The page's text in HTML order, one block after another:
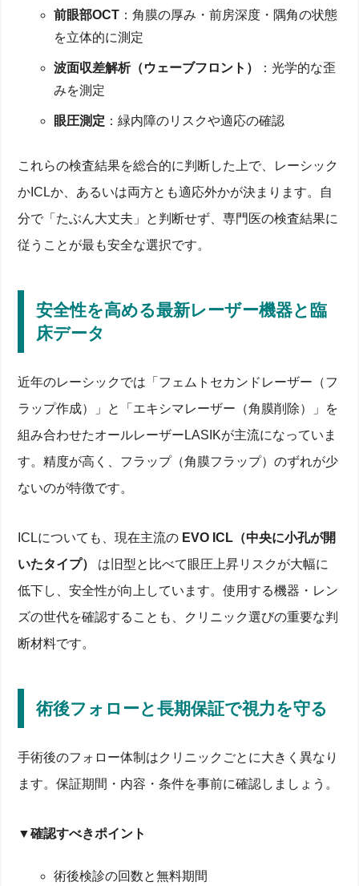
前眼部OCT ：角膜の厚み・前房深度・隅角の状態
を立体的に測定
波面収差解析（ウェーブフロント）
：光学的な歪
みを測定
眼圧測定 ：緑内障のリスクや適応の確認
これらの検査結果を総合的に判断した上で、レーシック
かICLか、あるいは両方とも適応外かが決まります。自
分で「たぶん大丈夫」と判断せず、専門医の検査結果に
従うことが最も安全な選択です。
安全性を高める最新レーザー機器と臨
床データ
近年のレーシックでは「フェムトセカンドレーザー（フ
ラップ作成）」と「エキシマレーザー（角膜削除）」を
組み合わせたオールレーザーLASIKが主流になっていま
す。精度が高く、フラップ（角膜フラップ）のずれが少
ないのが特徴です。
ICLについても、現在主流の EVO ICL（中央に小孔が開
いたタイプ）
は旧型と比べて眼圧上昇リスクが大幅に
低下し、安全性が向上しています。使用する機器・レン
ズの世代を確認することも、クリニック選びの重要な判
断材料です。
術後フォローと長期保証で視力を守る
手術後のフォロー体制はクリニックごとに大きく異なり
ます。保証期間・内容・条件を事前に確認しましょう。
▼確認すべきポイント
術後検診の回数と無料期間